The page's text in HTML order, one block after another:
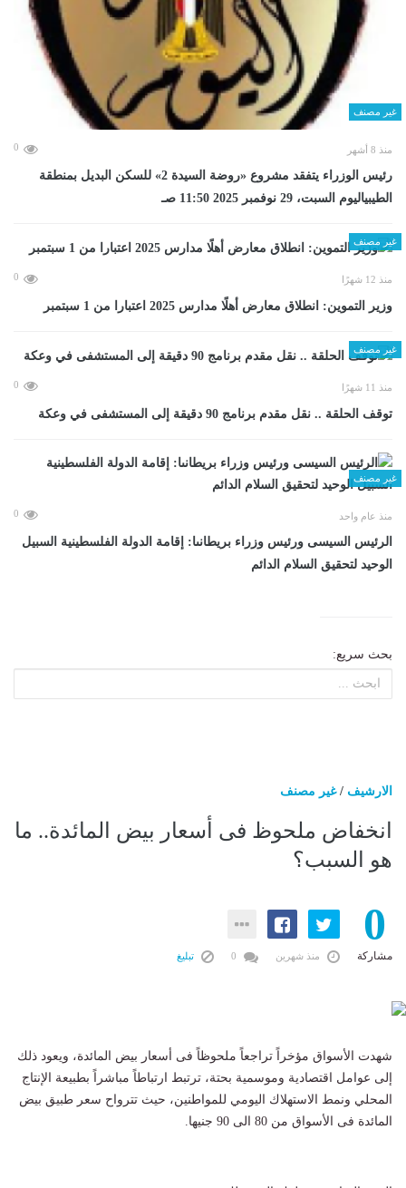
غير مصنف
منذ 8 أشهر 0
رئيس الوزراء يتفقد مشروع «روضة السيدة 2» للسكن البديل بمنطقة
الطيبياليوم السبت، 29 نوفمبر 2025 11:50 صـ
غير مصنف
منذ 12 شهرًا 0
وزير التموين: انطلاق معارض أهلًا مدارس 2025 اعتبارا من 1 سبتمبر
غير مصنف
منذ 11 شهرًا 0
توقف الحلقة .. نقل مقدم برنامج 90 دقيقة إلى المستشفى في وعكة
غير مصنف
منذ عام واحد 0
الرئيس السيسى ورئيس وزراء بريطانىا: إقامة الدولة الفلسطينية السبيل
الوحيد لتحقيق السلام الدائم
بحث سريع:
الارشيف /غير مصنف
انخفاض ملحوظ فى أسعار بيض المائدة.. ما
هو السبب؟
0
مشاركة منذ شهرين تبليغ
شهدت الأسواق مؤخراً تراجعاً ملحوظاً فى أسعار بيض المائدة، ويعود ذلك
إلى عوامل اقتصادية وموسمية بحتة، ترتبط ارتباطاً مباشراً بطبيعة الإنتاج
المحلي ونمط الاستهلاك اليومي للمواطنين، حيث تترواح سعر طبيق بيض
المائدة فى الأسواق من 80 الى 90 جنيها.